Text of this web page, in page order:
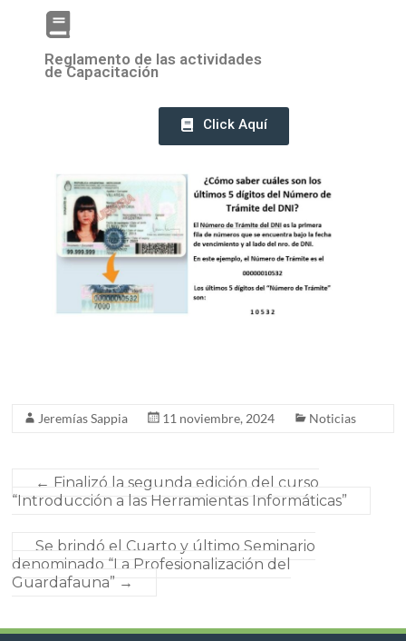
Reglamento de las actividades
de Capacitación
Click Aquí
Jeremías Sappia 11 noviembre, 2024 Noticias
← Finalizó la segunda edición del curso
“Introducción a las Herramientas Informáticas”
Se brindó el Cuarto y último Seminario
denominado “La Profesionalización del
Guardafauna” →